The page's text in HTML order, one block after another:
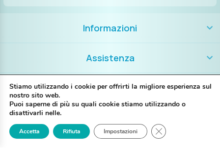
Login Registrati
Informazioni
Assistenza
Contatti
+39 389 8986018
P. IVA IT02697130397
Stiamo utilizzando i cookie per offrirti la migliore esperienza sul
nostro sito web.
Puoi saperne di più su quali cookie stiamo utilizzando o
disattivarli nelle.
Accetta Rifiuta Impostazioni Close GDPR